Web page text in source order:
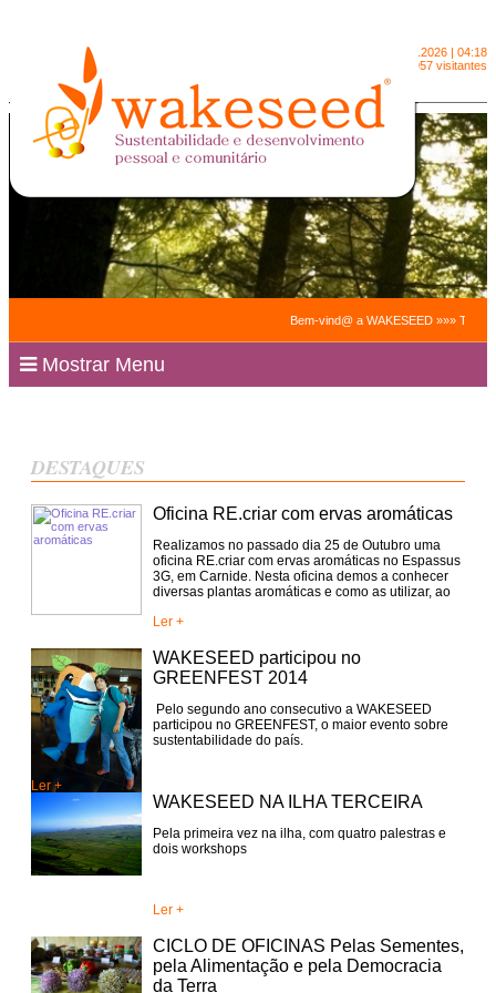
8.8.2026 | 04:18
2090957 visitantes
Bem-vind@ a WAKESEED »»»
Mostrar Menu
DESTAQUES
Oficina RE.criar com ervas aromáticas
Realizamos no passado dia 25 de Outubro uma
oficina RE.criar com ervas aromáticas no Espassus
3G, em Carnide. Nesta oficina demos a conhecer
diversas plantas aromáticas e como as utilizar, ao
aromático, sais de banho e em delicados e úteis
Ler +
WAKESEED participou no
GREENFEST 2014
Pelo segundo ano consecutivo a WAKESEED
participou no GREENFEST, o maior evento sobre
sustentabilidade do país.
Ler +
WAKESEED NA ILHA TERCEIRA
Pela primeira vez na ilha, com quatro palestras e
dois workshops
Ler +
CICLO DE OFICINAS Pelas Sementes,
pela Alimentação e pela Democracia
da Terra